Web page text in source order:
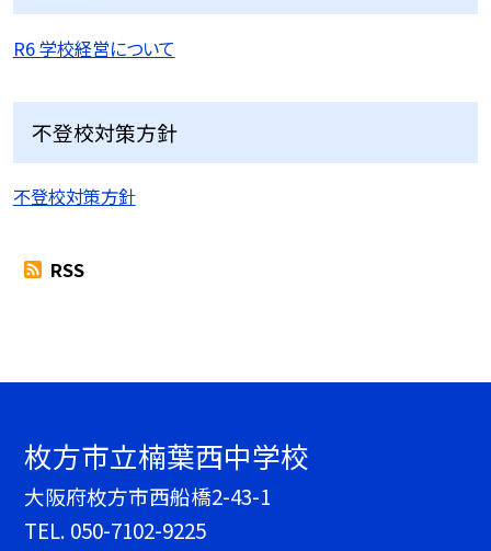
R6 学校経営について
不登校対策方針
不登校対策方針
RSS
枚方市立楠葉西中学校
大阪府枚方市西船橋2-43-1
TEL. 050-7102-9225